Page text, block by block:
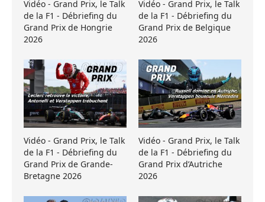
Vidéo - Grand Prix, le Talk
de la F1 - Débriefing du
Grand Prix de Hongrie
2026
Vidéo - Grand Prix, le Talk
de la F1 - Débriefing du
Grand Prix de Belgique
2026
Vidéo - Grand Prix, le Talk
de la F1 - Débriefing du
Grand Prix de Grande-
Bretagne 2026
Vidéo - Grand Prix, le Talk
de la F1 - Débriefing du
Grand Prix d’Autriche
2026